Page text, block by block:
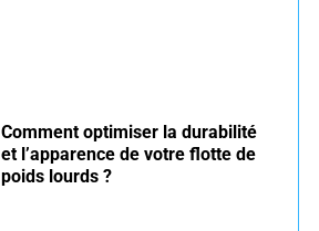
Comment optimiser la durabilité
et l’apparence de votre flotte de
poids lourds ?